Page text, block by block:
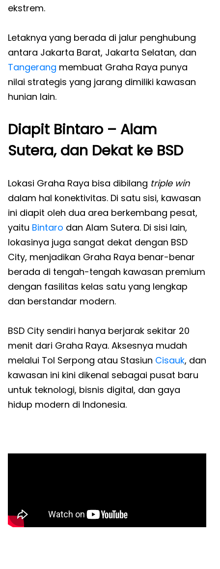
ekstrem.
Letaknya yang berada di jalur penghubung
antara Jakarta Barat, Jakarta Selatan, dan
Tangerang membuat Graha Raya punya
nilai strategis yang jarang dimiliki kawasan
hunian lain.
Diapit Bintaro – Alam
Sutera, dan Dekat ke BSD
Lokasi Graha Raya bisa dibilang triple win
dalam hal konektivitas. Di satu sisi, kawasan
ini diapit oleh dua area berkembang pesat,
yaitu Bintaro dan Alam Sutera. Di sisi lain,
lokasinya juga sangat dekat dengan BSD
City, menjadikan Graha Raya benar-benar
berada di tengah-tengah kawasan premium
dengan fasilitas kelas satu yang lengkap
dan berstandar modern.
BSD City sendiri hanya berjarak sekitar 20
menit dari Graha Raya. Aksesnya mudah
melalui Tol Serpong atau Stasiun Cisauk, dan
kawasan ini kini dikenal sebagai pusat baru
untuk teknologi, bisnis digital, dan gaya
hidup modern di Indonesia.